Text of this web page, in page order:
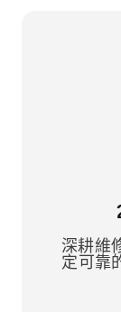
深耕維
定可靠